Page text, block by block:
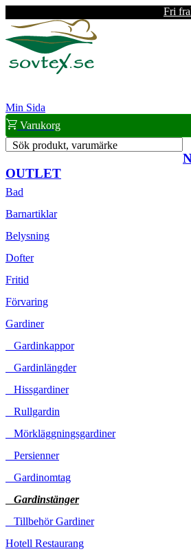
Fri
Min Sida
Varukorg
Sök produkt, varumärke
OUTLET
Bad
Barnartiklar
Belysning
Dofter
Fritid
Förvaring
Gardiner
Gardinkappor
Gardinlängder
Hissgardiner
Rullgardin
Mörkläggningsgardiner
Persienner
Gardinomtag
Gardinstänger
Tillbehör Gardiner
Hotell Restaurang